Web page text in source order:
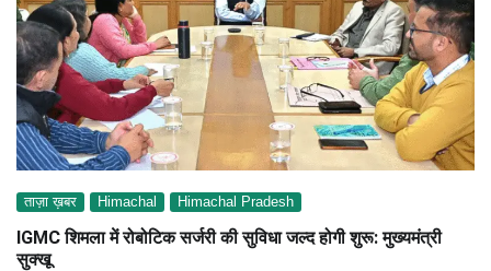
ताज़ा ख़बर Himachal Himachal Pradesh
IGMC शिमला में रोबोटिक सर्जरी की सुविधा जल्द होगी शुरू: मुख्यमंत्री
सुक्खू